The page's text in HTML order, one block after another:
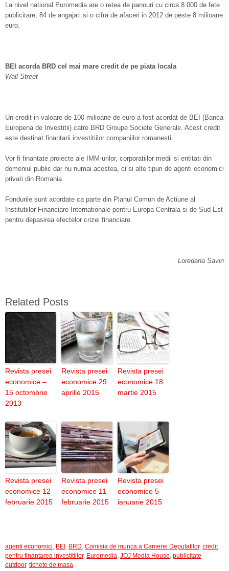
La nivel national Euromedia are o retea de panouri cu circa 8.000 de fete
publicitare, 84 de angajati si o cifra de afaceri in 2012 de peste 8 milioane
euro.
BEI acorda BRD cel mai mare credit de pe piata locala
Wall Street
Un credit in valoare de 100 milioane de euro a fost acordat de BEI (Banca
Europena de Investitii) catre BRD Groupe Societe Generale. Acest credit
este destinat finantarii investitiilor companiilor romanesti.
Vor fi finantate proiecte ale IMM-urilor, corporatiilor medii si entitati din
domeniul public dar nu numai acestea, ci si alte tipuri de agenti economici
privati din Romania.
Fondurile sunt acordate ca parte din Planul Comun de Actiune al
Institutiilor Financiare Internationale pentru Europa Centrala si de Sud-Est
pentru depasirea efectelor crizei financiare.
Loredana Savin
Related Posts
Revista presei
economice –
15 octombrie
2013
Revista presei
economice 29
aprilie 2015
Revista presei
economice 18
martie 2015
Revista presei
economice 12
februarie 2015
Revista presei
economice 11
februarie 2015
Revista presei
economice 5
ianuarie 2015
agenti economici, BEI , BRD, Comisia de munca a Camerei Deputatilor, credit
pentru finantarea investitiilor, Euromedia, JOJ Media House, publicitate
outdoor, tichete de masa